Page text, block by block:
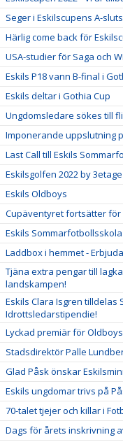
Seger i Eskilscupens A-
Härlig come back för
USA-studier för Saga och
Eskils P18 vann B-final i
Eskils deltar i Gothia Cup
Ungdomsledare sökes till
Imponerande uppslutning
Last Call till Eskils
Eskilsgolfen 2022 by 3etage
Eskils Oldboys
Cupäventyret fortsätter för
Eskils Sommarfotbollsskola
Laddbox i hemmet -
Tjäna extra pengar till
landskampen!
Eskils Clara Isgren tilldelas
Idrottsledarstipendie!
Lyckad premiär för
Stadsdirektör Palle
Glad Påsk önskar
Eskils ungdomar trivs på
70-talet tjejer och killar i
Dags för årets inskrivning